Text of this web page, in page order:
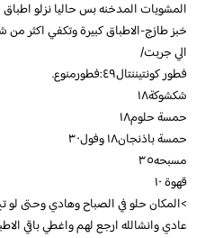
خبز طازج-الاطباق كبيرة وتكفي اكثر
الي جربت/
فطور كونتيننتال٤٩:فطورمنوع.
شكشوكة١٨
حمسة حلوم١٨
حمسة باذنجان١٨ وفول٣٠
مسبحه٣٥
قهوة ١٠
>المكان حلو في الصباح وهادي وحتى
عادي وانشالله ارجع لهم واغطي باقي